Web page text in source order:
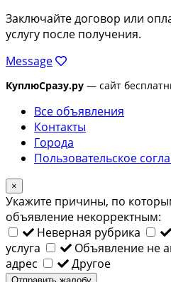
Заключайте договор или
услугу после получения.
Message
КуплюСразу.ру — сайт
Все объявления
Контакты
Города
Пользовательское
×
Укажите причины, по
объявление некорректным:
Неверная рубрика
услуга
Объявление не
адрес
Другое